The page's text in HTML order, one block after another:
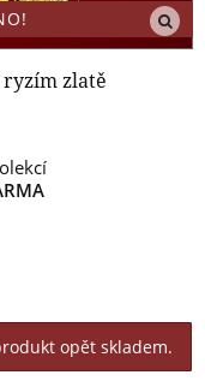
ryzím zlatě
opět skladem.